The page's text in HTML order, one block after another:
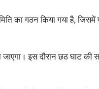
का गठन किया गया है,
इस दौरान छठ घाट की